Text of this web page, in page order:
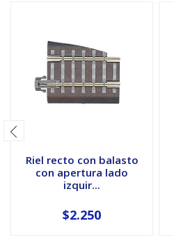
Riel recto con balasto
con apertura lado
izquir...
$2.250